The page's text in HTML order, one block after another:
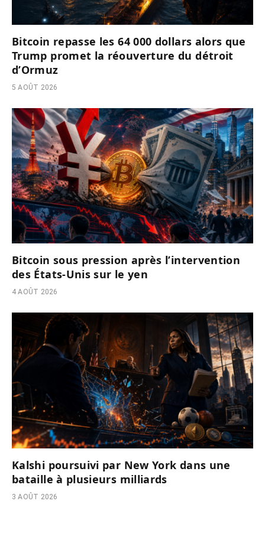
Bitcoin repasse les 64 000 dollars alors que
Trump promet la réouverture du détroit
d’Ormuz
5 AOÛT 2026
Bitcoin sous pression après l’intervention
des États-Unis sur le yen
4 AOÛT 2026
Kalshi poursuivi par New York dans une
bataille à plusieurs milliards
3 AOÛT 2026